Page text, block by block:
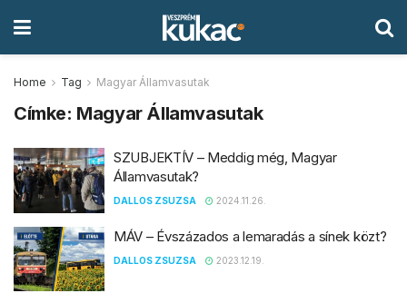
Home Tag Magyar Államvasutak
Címke: Magyar Államvasutak
SZUBJEKTÍV – Meddig még, Magyar
Államvasutak?
DALLOS ZSUZSA 2024.11.26.
MÁV – Évszázados a lemaradás a sínek közt?
DALLOS ZSUZSA 2023.12.19.